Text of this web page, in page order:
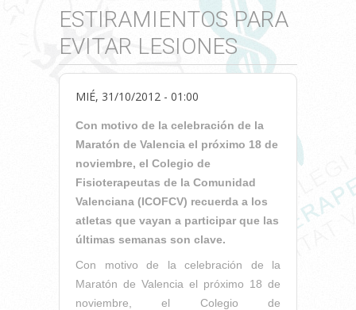
ESTIRAMIENTOS PARA
EVITAR LESIONES
MIÉ, 31/10/2012 - 01:00
Con motivo de la celebración de la
Maratón de Valencia el próximo 18 de
noviembre, el Colegio de
Fisioterapeutas de la Comunidad
Valenciana (ICOFCV) recuerda a los
atletas que vayan a participar que las
últimas semanas son clave.
Con motivo de la celebración de la
Maratón de Valencia el próximo 18 de
noviembre, el Colegio de